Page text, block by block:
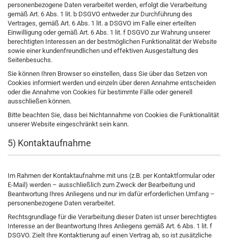
personenbezogene Daten verarbeitet werden, erfolgt die Verarbeitung
gemäß Art. 6 Abs. 1 lit. b DSGVO entweder zur Durchführung des
Vertrages, gemäß Art. 6 Abs. 1 lit. a DSGVO im Falle einer erteilten
Einwilligung oder gemäß Art. 6 Abs. 1 lit. f DSGVO zur Wahrung unserer
berechtigten Interessen an der bestmöglichen Funktionalität der Website
sowie einer kundenfreundlichen und effektiven Ausgestaltung des
Seitenbesuchs.
Sie können Ihren Browser so einstellen, dass Sie über das Setzen von
Cookies informiert werden und einzeln über deren Annahme entscheiden
oder die Annahme von Cookies für bestimmte Fälle oder generell
ausschließen können.
Bitte beachten Sie, dass bei Nichtannahme von Cookies die Funktionalität
unserer Website eingeschränkt sein kann.
5) Kontaktaufnahme
Im Rahmen der Kontaktaufnahme mit uns (z.B. per Kontaktformular oder
E-Mail) werden – ausschließlich zum Zweck der Bearbeitung und
Beantwortung Ihres Anliegens und nur im dafür erforderlichen Umfang –
personenbezogene Daten verarbeitet.
Rechtsgrundlage für die Verarbeitung dieser Daten ist unser berechtigtes
Interesse an der Beantwortung Ihres Anliegens gemäß Art. 6 Abs. 1 lit. f
DSGVO. Zielt Ihre Kontaktierung auf einen Vertrag ab, so ist zusätzliche